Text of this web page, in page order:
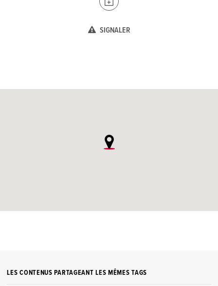
SIGNALER
LES CONTENUS PARTAGEANT LES MÊMES TAGS